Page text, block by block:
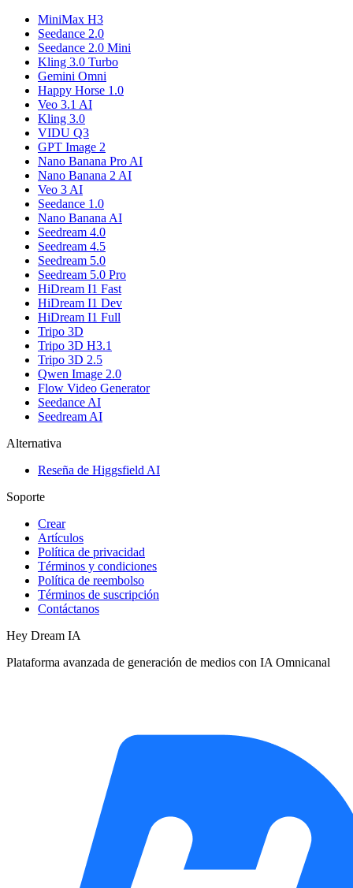
MiniMax H3
Seedance 2.0
Seedance 2.0 Mini
Kling 3.0 Turbo
Gemini Omni
Happy Horse 1.0
Veo 3.1 AI
Kling 3.0
VIDU Q3
GPT Image 2
Nano Banana Pro AI
Nano Banana 2 AI
Veo 3 AI
Seedance 1.0
Nano Banana AI
Seedream 4.0
Seedream 4.5
Seedream 5.0
Seedream 5.0 Pro
HiDream I1 Fast
HiDream I1 Dev
HiDream I1 Full
Tripo 3D
Tripo 3D H3.1
Tripo 3D 2.5
Qwen Image 2.0
Flow Video Generator
Seedance AI
Seedream AI
Alternativa
Reseña de Higgsfield AI
Soporte
Crear
Artículos
Política de privacidad
Términos y condiciones
Política de reembolso
Términos de suscripción
Contáctanos
Hey Dream IA
Plataforma avanzada de generación de medios con IA Omnicanal